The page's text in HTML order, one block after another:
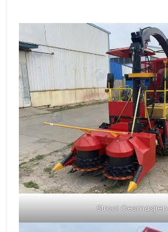
Strooi Oesmasjien